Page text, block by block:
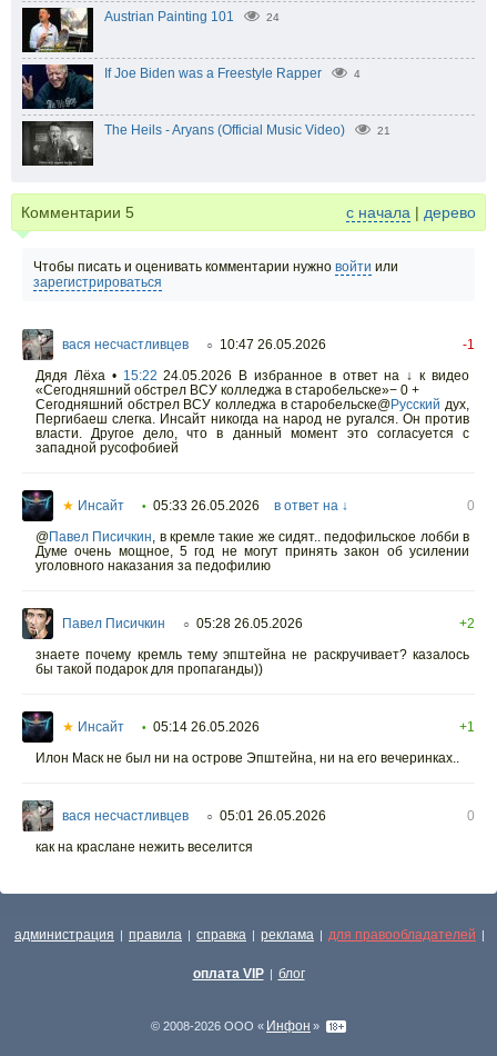
Austrian Painting 101 24
If Joe Biden was a Freestyle Rapper 4
The Heils - Aryans (Official Music Video) 21
Комментарии 5 с начала | дерево
Чтобы писать и оценивать комментарии нужно войти или
зарегистрироваться
вася несчастливцев ○ 10:47 26.05.2026
-1
Дядя Лёха • 15:22 24.05.2026 В избранное в ответ на ↓ к видео
«Сегодняшний обстрел ВСУ колледжа в старобельске»− 0 +
Сегодняшний обстрел ВСУ колледжа в старобельске@Русский дух,
Пергибаеш слегка. Инсайт никогда на народ не ругался. Он против
власти. Другое дело, что в данный момент это согласуется с
западной русофобией
★ Инсайт • 05:33 26.05.2026 в ответ на ↓
0
@Павел Писичкин, в кремле такие же сидят.. педофильское лобби в
Думе очень мощное, 5 год не могут принять закон об усилении
уголовного наказания за педофилию
Павел Писичкин ○ 05:28 26.05.2026
+2
знаете почему кремль тему эпштейна не раскручивает? казалось
бы такой подарок для пропаганды))
★ Инсайт • 05:14 26.05.2026
+1
Илон Маск не был ни на острове Эпштейна, ни на его вечеринках..
вася несчастливцев ○ 05:01 26.05.2026
0
как на краслане нежить веселится
администрация | правила | справка | реклама | для правообладателей |
оплата VIP | блог
© 2008-2026 ООО « Инфон »